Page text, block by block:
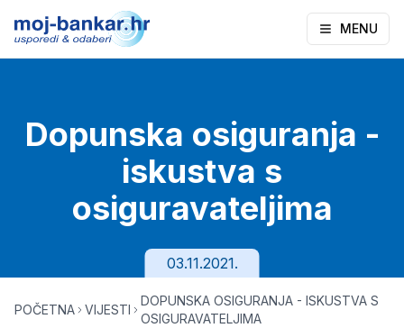
MENU
Dopunska osiguranja -
iskustva s
osiguravateljima
03.11.2021.
POČETNA VIJESTI
DOPUNSKA OSIGURANJA - ISKUSTVA S
OSIGURAVATELJIMA